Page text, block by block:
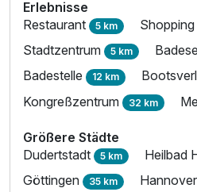
Erlebnisse
Restaurant 5 km Shopping
Stadtzentrum 5 km
Badestelle 12 km
Kongreßzentrum 32 km
Größere Städte
Dudertstadt 5 km Heilbad
Göttingen 35 km Hannover